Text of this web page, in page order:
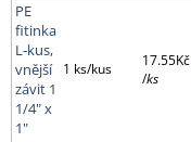
PE
fitinka
L-kus,
vnější
závit 1
1/4" x
1"
1 ks/kus
17.55Kč
/ks